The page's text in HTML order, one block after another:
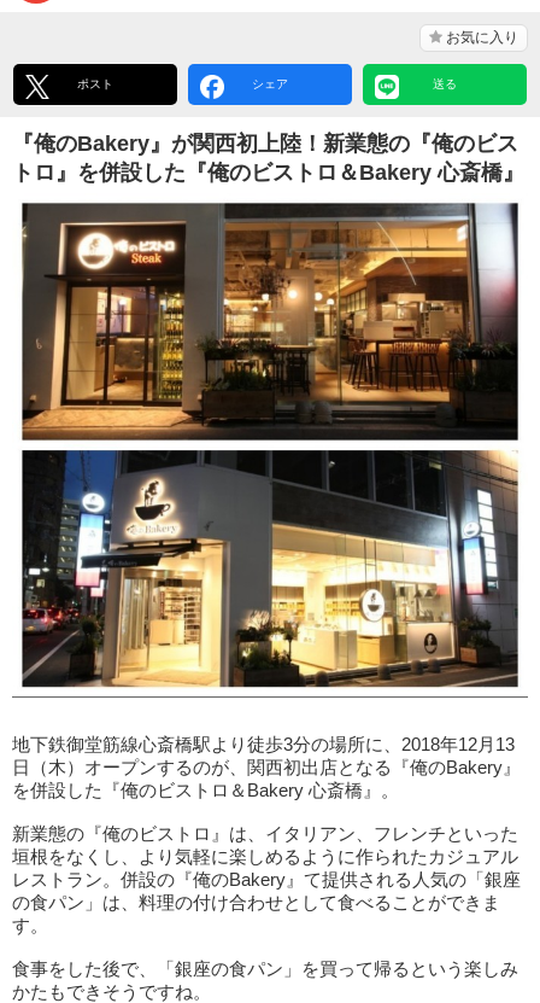
お気に入り
ポスト シェア 送る
『俺のBakery』が関西初上陸！新業態の『俺のビス
トロ』を併設した『俺のビストロ＆Bakery 心斎橋』
地下鉄御堂筋線心斎橋駅より徒歩3分の場所に、2018年12月13
日（木）オープンするのが、関西初出店となる『俺のBakery』
を併設した『俺のビストロ＆Bakery 心斎橋』。
新業態の『俺のビストロ』は、イタリアン、フレンチといった
垣根をなくし、より気軽に楽しめるように作られたカジュアル
レストラン。併設の『俺のBakery』て提供される人気の「銀座
の食パン」は、料理の付け合わせとして食べることができま
す。
食事をした後で、「銀座の食パン」を買って帰るという楽しみ
かたもできそうですね。